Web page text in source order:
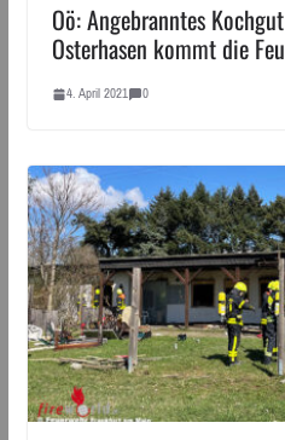
Oö: Angebranntes
Osterhasen kommt die
4. April 2021 0